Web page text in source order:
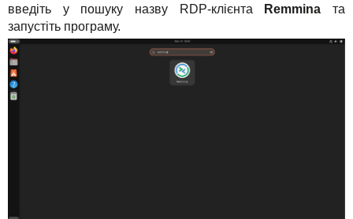
введіть у пошуку назву RDP-клієнта
Remminaта
запустіть програму.